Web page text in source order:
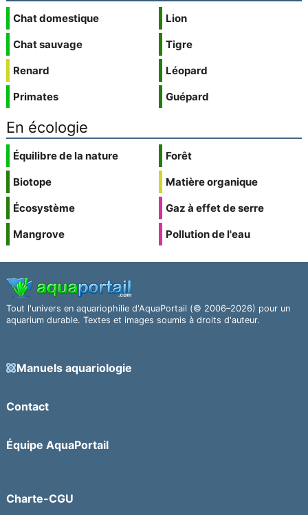
Chat domestique
Chat sauvage
Renard
Primates
Lion
Tigre
Léopard
Guépard
En écologie
Équilibre de la nature
Biotope
Écosystème
Mangrove
Forêt
Matière organique
Gaz à effet de serre
Pollution de l'eau
Tout l'univers en aquariophilie d'AquaPortail (© 2006–2026) pour un
aquarium durable. Textes et images soumis à droits d'auteur.
Manuels aquariologie
Contact
Équipe AquaPortail
Charte-CGU